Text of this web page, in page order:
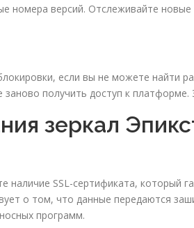
номера версий. Отслеживайте
если вы не можете найти
получить доступ к
зеркал
SSL-сертификата, который
о том, что данные передаются
программ.